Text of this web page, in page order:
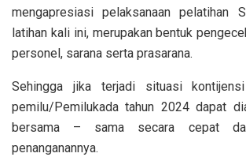
mengapresiasi pelaksanaan pelatihan
latihan kali ini, merupakan bentuk
personel, sarana serta prasarana.
Sehingga jika terjadi situasi
pemilu/Pemilukada tahun 2024 dapat
bersama – sama secara cepat
penanganannya.